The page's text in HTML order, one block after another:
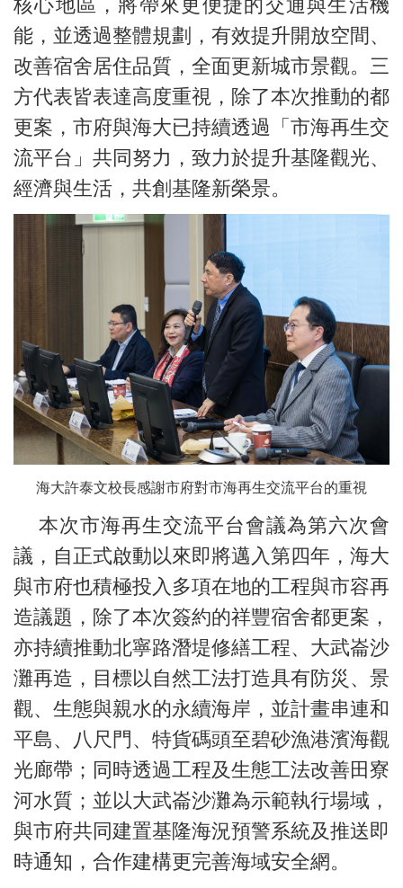
核心地區，將帶來更便捷的交通與生活機
能，並透過整體規劃，有效提升開放空間、
改善宿舍居住品質，全面更新城市景觀。三
方代表皆表達高度重視，除了本次推動的都
更案，市府與海大已持續透過「市海再生交
流平台」共同努力，致力於提升基隆觀光、
經濟與生活，共創基隆新榮景。
海大許泰文校長感謝市府對市海再生交流平台的重視
本次市海再生交流平台會議為第六次會
議，自正式啟動以來即將邁入第四年，海大
與市府也積極投入多項在地的工程與市容再
造議題，除了本次簽約的祥豐宿舍都更案，
亦持續推動北寧路潛堤修繕工程、大武崙沙
灘再造，目標以自然工法打造具有防災、景
觀、生態與親水的永續海岸，並計畫串連和
平島、八尺門、特貨碼頭至碧砂漁港濱海觀
光廊帶；同時透過工程及生態工法改善田寮
河水質；並以大武崙沙灘為示範執行場域，
與市府共同建置基隆海況預警系統及推送即
時通知，合作建構更完善海域安全網。